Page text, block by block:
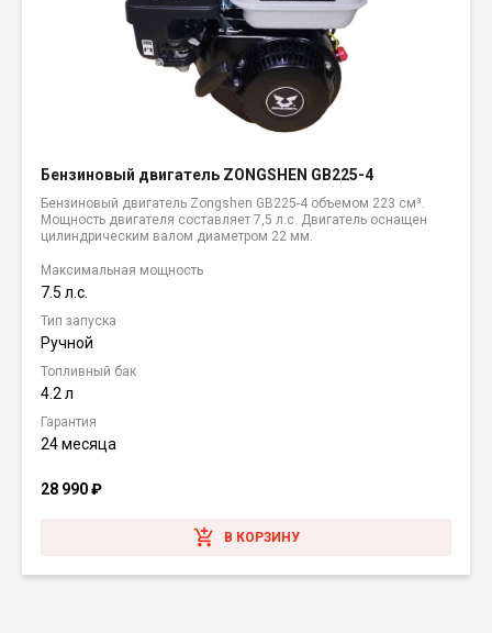
Бензиновый двигатель ZONGSHEN GB225-4
Бензиновый двигатель Zongshen GB225-4 объемом 223 см³.
Мощность двигателя составляет 7,5 л.с. Двигатель оснащен
цилиндрическим валом диаметром 22 мм.
Максимальная мощность
7.5 л.с.
Тип запуска
Ручной
Топливный бак
4.2 л
Гарантия
24 месяца
28 990₽
В КОРЗИНУ